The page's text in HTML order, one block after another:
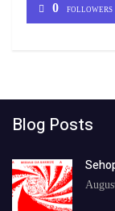
0 FOLLOWERS
Blog Posts